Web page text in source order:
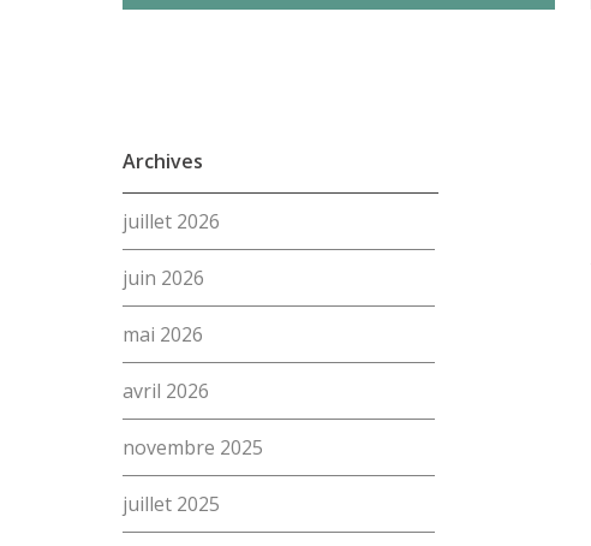
Archives
juillet 2026
juin 2026
mai 2026
avril 2026
novembre 2025
juillet 2025